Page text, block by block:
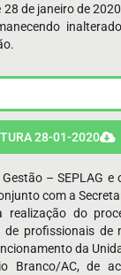
de janeiro de
28-01-2020
– SEPLAG
com a
realização do
profissionais de
da
Branco/AC, de